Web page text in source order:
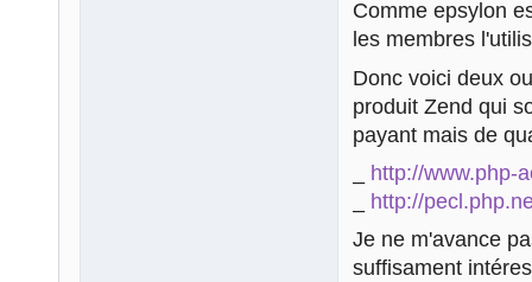
Comme epsylon
les membres
Donc voici deux
produit Zend qui
payant mais de
http://www.php-
http://
Je ne m'avance
suffisament